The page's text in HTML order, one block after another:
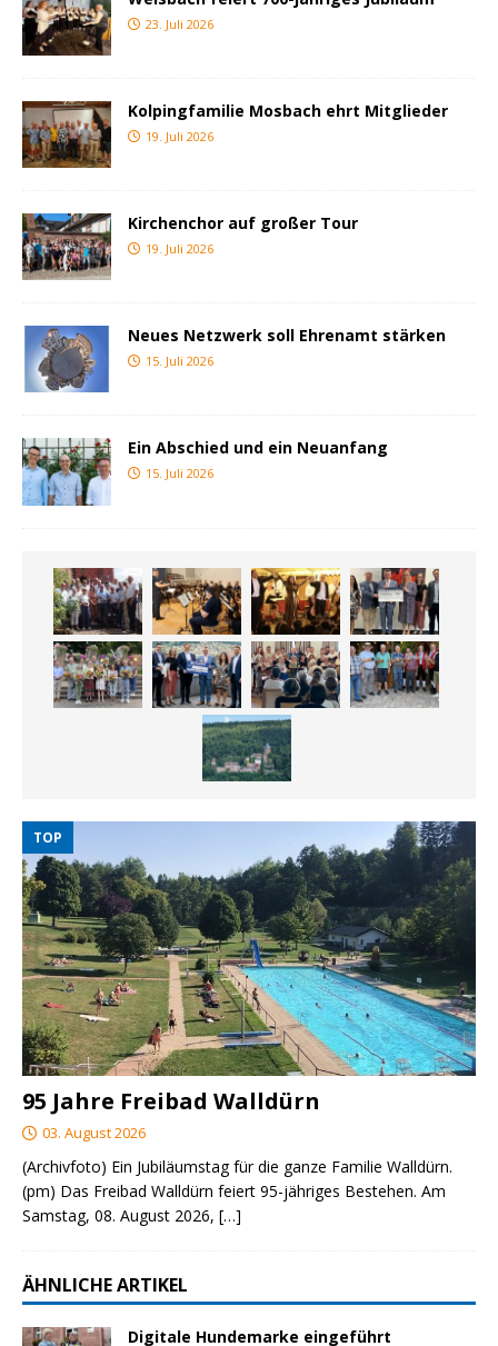
23. Juli 2026
Kolpingfamilie Mosbach ehrt Mitglieder
19. Juli 2026
Kirchenchor auf großer Tour
19. Juli 2026
Neues Netzwerk soll Ehrenamt stärken
15. Juli 2026
Ein Abschied und ein Neuanfang
15. Juli 2026
TOP
95 Jahre Freibad Walldürn
03. August 2026
(Archivfoto) Ein Jubiläumstag für die ganze Familie Walldürn.
(pm) Das Freibad Walldürn feiert 95-jähriges Bestehen. Am
Samstag, 08. August 2026, […]
ÄHNLICHE ARTIKEL
Digitale Hundemarke eingeführt